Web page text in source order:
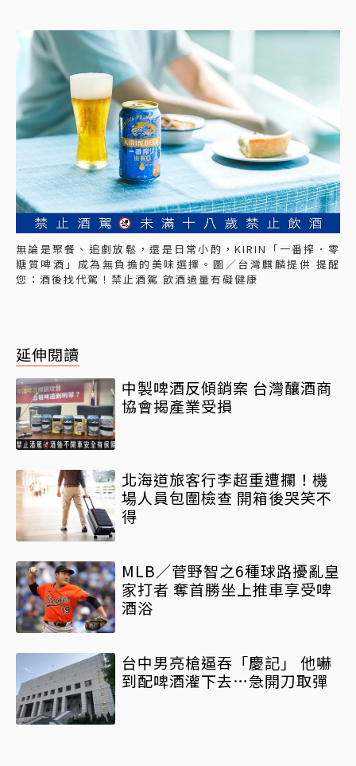
無論是聚餐、追劇放鬆，還是日常小酌，KIRIN「一番搾．零
糖質啤酒」成為無負擔的美味選擇。圖／台灣麒麟提供 提醒
您：酒後找代駕！禁止酒駕 飲酒過量有礙健康
延伸閱讀
中製啤酒反傾銷案 台灣釀酒商
協會揭產業受損
北海道旅客行李超重遭攔！機
場人員包圍檢查 開箱後哭笑不
得
MLB／菅野智之6種球路擾亂皇
家打者 奪首勝坐上推車享受啤
酒浴
台中男亮槍逼吞「慶記」 他嚇
到配啤酒灌下去…急開刀取彈